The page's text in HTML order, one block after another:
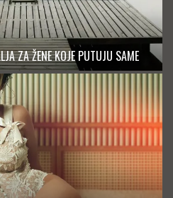
ZA ŽENE KOJE PUTUJU SAME